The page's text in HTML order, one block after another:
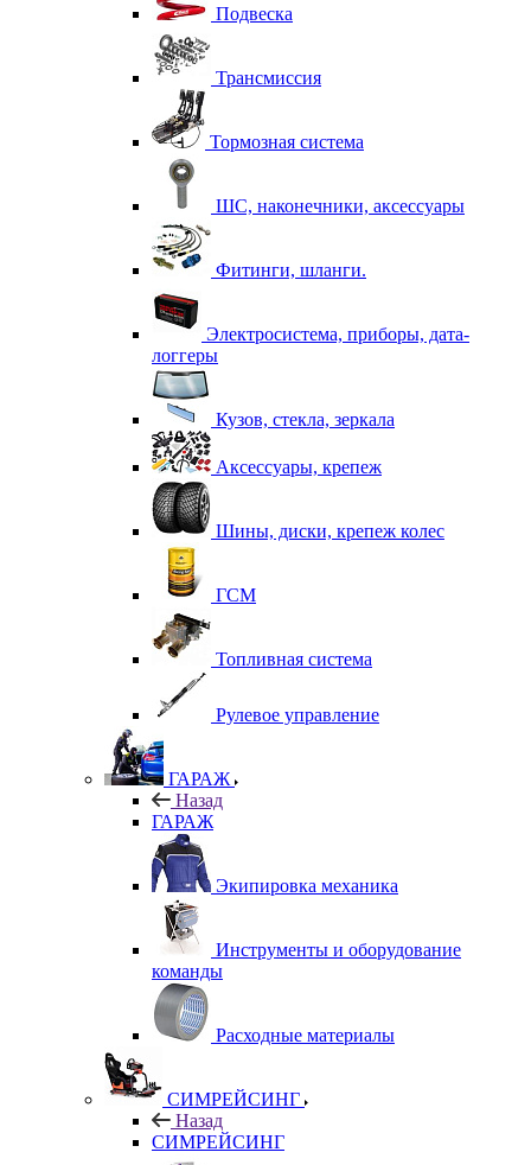
Подвеска
Трансмиссия
Тормозная система
ШС, наконечники, аксессуары
Фитинги, шланги.
Электросистема, приборы, дата-
логгеры
Кузов, стекла, зеркала
Аксессуары, крепеж
Шины, диски, крепеж колес
ГСМ
Топливная система
Рулевое управление
ГАРАЖ
Назад
ГАРАЖ
Экипировка механика
Инструменты и оборудование
команды
Расходные материалы
СИМРЕЙСИНГ
Назад
СИМРЕЙСИНГ